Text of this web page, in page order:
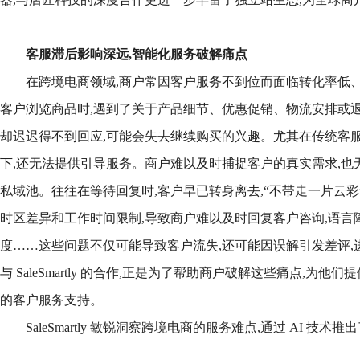
客服滞后影响深远,智能化服务破解痛点
在跨境电商领域,商户常因客户服务不到位而面临转化率低
客户浏览商品时,遇到了关于产品细节、优惠促销、物流安排或
却迟迟得不到回应,可能会失去继续购买的兴趣。尤其在传统客
下,还无法提供引导服务。商户难以及时捕捉客户的真实需求,也
私域池。往往在等待回复时,客户早已转身离去,“不带走一片云
时区差异和工作时间限制,导致商户难以及时回复客户咨询,语言
度……这些问题不仅可能导致客户流失,还可能因误解引发差评,
与 SaleSmartly 的合作,正是为了帮助商户破解这些痛点,为他们
的客户服务支持。
SaleSmartly 敏锐洞察跨境电商的服务难点,通过 AI 技术推